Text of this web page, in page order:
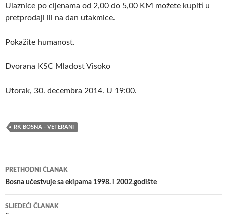
Ulaznice po cijenama od 2,00 do 5,00 KM možete kupiti u
pretprodaji ili na dan utakmice.
Pokažite humanost.
Dvorana KSC Mladost Visoko
Utorak, 30. decembra 2014. U 19:00.
RK BOSNA - VETERANI
Navigacija
članaka
PRETHODNI ČLANAK
Bosna učestvuje sa ekipama 1998. i 2002.godište
SLJEDEĆI ČLANAK